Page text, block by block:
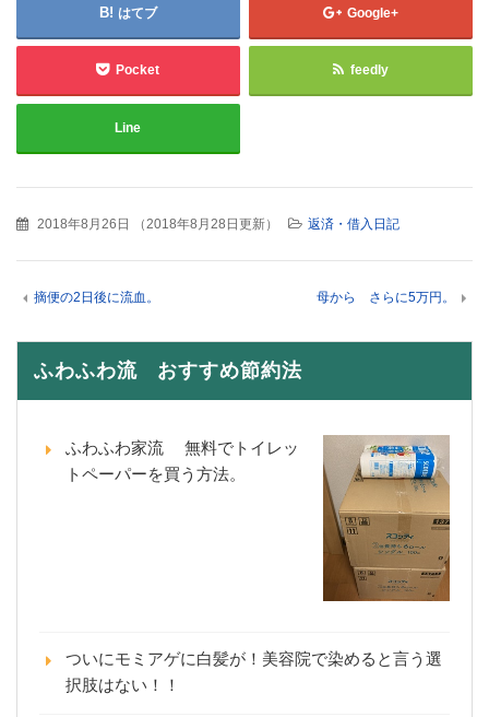
はてブ Google+
Pocket feedly
Line
2018年8月26日 （2018年8月28日更新） 返済・借入日記
摘便の2日後に流血。 母から さらに5万円。
ふわふわ流 おすすめ節約法
ふわふわ家流 無料でトイレッ
トペーパーを買う方法。
ついにモミアゲに白髪が！美容院で染めると言う選
択肢はない！！